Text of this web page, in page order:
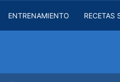
ENTRENAMIENTO RECETAS